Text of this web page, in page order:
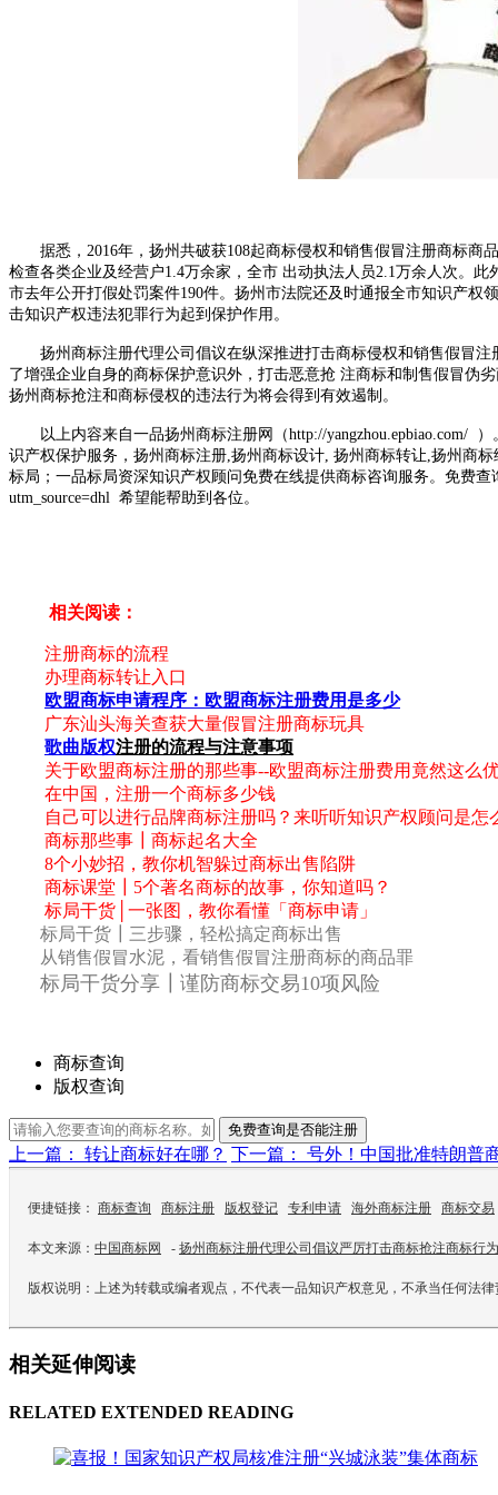
据悉，2016年，扬州共破获108起商标侵权和销售假冒注册商标商品
检查各类企业及经营户1.4万余家，全市 出动执法人员2.1万余人次。
市去年公开打假处罚案件190件。扬州市法院还及时通报全市知识产权
击知识产权违法犯罪行为起到保护作用。
扬州商标注册代理公司倡议在纵深推进打击商标侵权和销售假冒注
了增强企业自身的商标保护意识外，打击恶意抢 注商标和制售假冒伪
扬州商标抢注和商标侵权的违法行为将会得到有效遏制。
以上内容来自一品扬州商标注册网（http://yangzhou.epbiao.com/
识产权保护服务，扬州商标注册,扬州商标设计, 扬州商标转让,扬州商
标局；一品标局资深知识产权顾问免费在线提供商标咨询服务。免费查
utm_source=dhl 希望能帮助到各位。
相关阅读：
注册商标的流程
办理商标转让入口
欧盟商标申请程序： 欧盟商标注册费用是多少
广东汕头海关查获大量假冒注册商标玩具
歌曲版权注册的流程与注意事项
关于欧盟商标注册的那些事--欧盟商标注册费用竟然这么
在中国，注册一个商标多少钱
自己可以进行品牌商标注册吗？来听听知识产权顾问是怎
商标那些事┃商标起名大全
8个小妙招，教你机智躲过商标出售陷阱
商标课堂┃5个著名商标的故事，你知道吗？
标局干货│一张图，教你看懂「商标申请」
标局干货┃三步骤，轻松搞定商标出售
从销售假冒水泥，看销售假冒注册商标的商品罪
标局干货分享┃谨防商标交易10项风险
商标查询
版权查询
免费查询是否能注册
上一篇： 转让商标好在哪？ 下一篇： 号外！中国批准特朗普
便捷链接： 商标查询 商标注册 版权登记 专利申请 海外商标注册 商标交易
本文来源： 中国商标网 - 扬州商标注册代理公司倡议严厉打击商标抢注商标行为
版权说明：上述为转载或编者观点，不代表一品知识产权意见，不承当任何法律
相关延伸阅读
RELATED EXTENDED READING